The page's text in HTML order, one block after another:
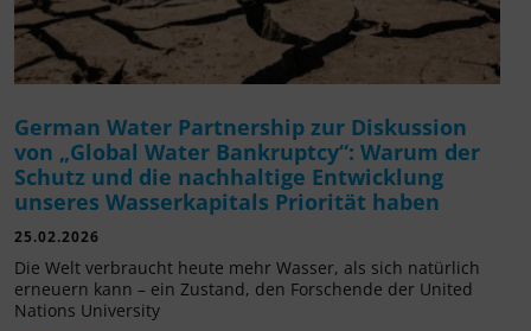
German Water Partnership zur Diskussion
von „Global Water Bankruptcy“: Warum der
Schutz und die nachhaltige Entwicklung
unseres Wasserkapitals Priorität haben
25.02.2026
Die Welt verbraucht heute mehr Wasser, als sich natürlich
erneuern kann – ein Zustand, den Forschende der United
Nations University